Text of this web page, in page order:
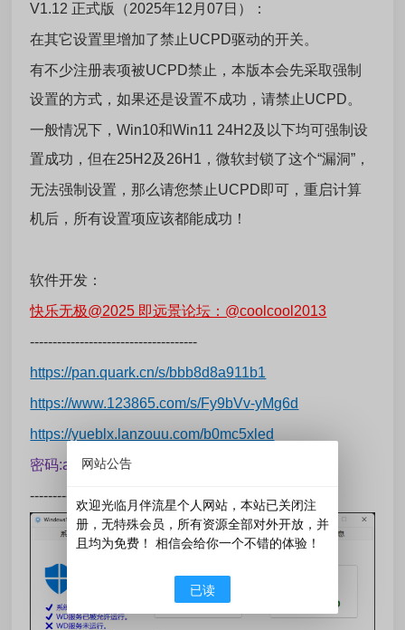
V1.12 正式版（2025年12月07日）：
在其它设置里增加了禁止UCPD驱动的开关。
有不少注册表项被UCPD禁止，本版本会先采取强制
设置的方式，如果还是设置不成功，请禁止UCPD。
一般情况下，Win10和Win11 24H2及以下均可强制设
置成功，但在25H2及26H1，微软封锁了这个“漏洞”，
无法强制设置，那么请您禁止UCPD即可，重启计算
机后，所有设置项应该都能成功！
软件开发：
快乐无极@2025 即远景论坛：@coolcool2013
-------------------------------------
https://pan.quark.cn/s/bbb8d8a911b1
https://www.123865.com/s/Fy9bVv-yMg6d
https://yueblx.lanzouu.com/b0mc5xled
密码:a979
-------------------------------------
网站公告
欢迎光临月伴流星个人网站，本站已关闭注
册，无特殊会员，所有资源全部对外开放，并
且均为免费！ 相信会给你一个不错的体验！
已读